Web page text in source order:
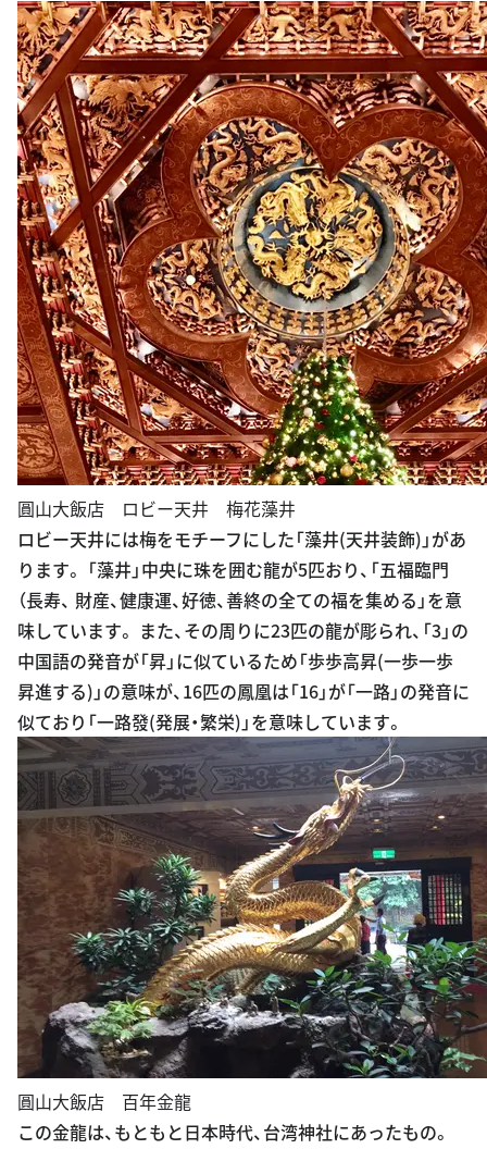
圓山大飯店 ロビー天井 梅花藻井
ロビー天井には梅をモチーフにした「藻井(天井装飾)」があ
ります。 「藻井」中央に珠を囲む龍が5匹おり、「五福臨門
（長寿、 財産、健康運、好徳、善終の全ての福を集める」を意
味しています。 また、その周りに23匹の龍が彫られ、「3」の
中国語の発音が「昇」に似ているため「歩歩高昇(一歩一歩
昇進する)」の意味が、16匹の鳳凰は「16」が「一路」の発音に
似ており「一路發(発展・繁栄)」を意味しています。
圓山大飯店 百年金龍
この金龍は、もともと日本時代、台湾神社にあったもの。